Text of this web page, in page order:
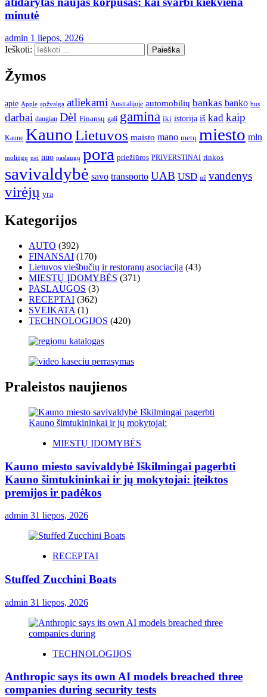
minutė
admin 1 liepos, 2026
Ieškoti:
Žymos
apie Apple apžvalga atliekami Australijoje automobilių bankas banko bus
darbai daugiau Dėl Finansų gali gamina iki istorija iš kad kaip
Kaune KaunoLietuvos maisto mano metų miesto mln
moliūgų nei nuo paslaugų pora priežiūros PRIVERSTINAI rinkos
savivaldybė savo transporto UAB USD už vandenys
virėjų yra
Kategorijos
AUTO (392)
FINANSAI (170)
Lietuvos viešbučių ir restoranų asociacija (43)
MIESTŲ ĮDOMYBĖS (371)
PASLAUGOS (3)
RECEPTAI (362)
SVEIKATA (1)
TECHNOLOGIJOS (420)
Praleistos naujienos
MIESTŲ ĮDOMYBĖS
Kauno miesto savivaldybė Iškilmingai pagerbti
Kauno šimtukininkai ir jų mokytojai: įteiktos
premijos ir padėkos
admin 31 liepos, 2026
RECEPTAI
Stuffed Zucchini Boats
admin 31 liepos, 2026
TECHNOLOGIJOS
Anthropic says its own AI models breached three
companies during security tests